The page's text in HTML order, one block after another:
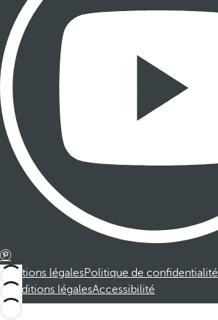
Mentions légalesPolitique de confidentialité
Conditions légalesAccessibilité